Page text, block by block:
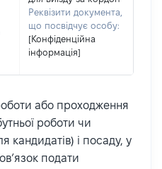
Реквізити документа,
що посвідчує особу:
[Конфіденційна
інформація]
або проходження
роботи чи
кандидатів) і посаду, у
подати